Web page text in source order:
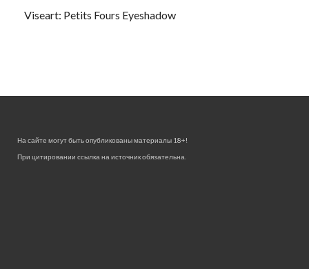
Viseart: Petits Fours Eyeshadow
На сайте могут быть опубликованы материалы 18+!
При цитировании ссылка на источник обязательна.